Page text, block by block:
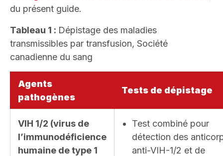
du présent guide.
Tableau 1 : Dépistage des maladies
transmissibles par transfusion, Société
canadienne du sang
Agents
pathogènes
Tests de dépistage
VIH 1/2 (virus de
l’immunodéficience
humaine de type 1
Test combiné pour
détection des
anti-VIH-1/2 et de